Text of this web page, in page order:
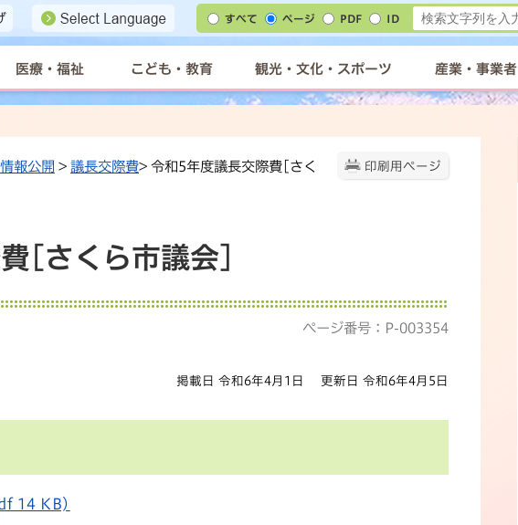
すべて ページ PDF ID
医療・福祉 こども・教育 観光・文化・スポーツ 産業・事業者
印刷用ページ
報公開 > 議長交際費> 令和5年度議長交際費[さく
[さくら市議会]
ページ番号：P-003354
掲載日 令和6年4月1日 更新日 令和6年4月5日
14 KB)